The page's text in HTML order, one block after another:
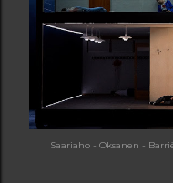
Saariaho - Oksanen -